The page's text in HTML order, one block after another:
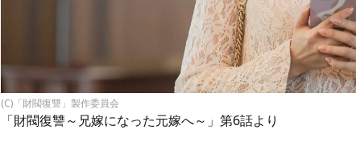
(C)「財閥復讐」製作委員会
「財閥復讐～兄嫁になった元嫁へ～」第6話より